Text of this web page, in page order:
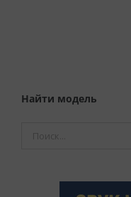
Найти модель